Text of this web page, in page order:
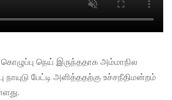
கொழுப்பு நெய் இருந்ததாக அம்மாநில
நாயுடு பேட்டி அளித்ததற்கு உச்சநீதிமன்றம்